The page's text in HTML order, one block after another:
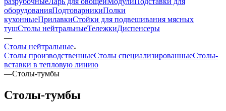
оборудованияПодтоварникиПолки
кухонныеПрилавкиСтойки для подвешивания мясных
тушСтолы нейтральныеТележкиДиспенсеры
—
Столы нейтральные
Столы производственныеСтолы специализированныеСтолы-
вставки в тепловую линию
—Столы-тумбы
Столы-тумбы